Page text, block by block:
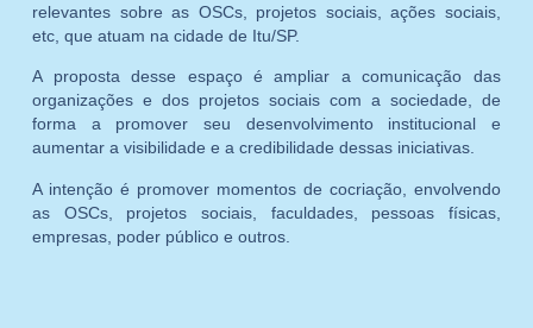
relevantes sobre as OSCs, projetos sociais, ações sociais,
etc, que atuam na cidade de Itu/SP.
A proposta desse espaço é ampliar a comunicação das
organizações e dos projetos sociais com a sociedade, de
forma a promover seu desenvolvimento institucional e
aumentar a visibilidade e a credibilidade dessas iniciativas.
A intenção é promover momentos de cocriação, envolvendo
as OSCs, projetos sociais, faculdades, pessoas físicas,
empresas, poder público e outros.